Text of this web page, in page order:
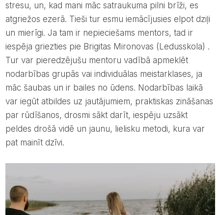
stresu, un, kad mani māc satraukuma pilni brīži, es
atgriežos ezerā. Tieši tur esmu iemācījusies elpot dziļi
un mierīgi. Ja tam ir nepieciešams mentors, tad ir
iespēja griezties pie Brigitas Mironovas (Ledusskola) .
Tur var pieredzējušu mentoru vadībā apmeklēt
nodarbības grupās vai individuālas meistarklases, ja
māc šaubas un ir bailes no ūdens. Nodarbības laikā
var iegūt atbildes uz jautājumiem, praktiskas zināšanas
par rūdīšanos, drosmi sākt darīt, iespēju uzsākt
peldes drošā vidē un jaunu, lielisku metodi, kura var
pat mainīt dzīvi.